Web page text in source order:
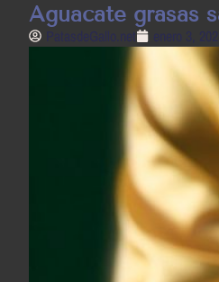
Aguacate grasas
PatasdeGallo .net enero 3,